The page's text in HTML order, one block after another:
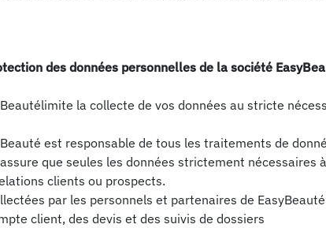
des données personnelles de la société
la collecte de vos données au stricte
est responsable de tous les traitements de
que seules les données strictement
clients ou prospects.
par les personnels et partenaires de
client, des devis et des suivis de dossiers